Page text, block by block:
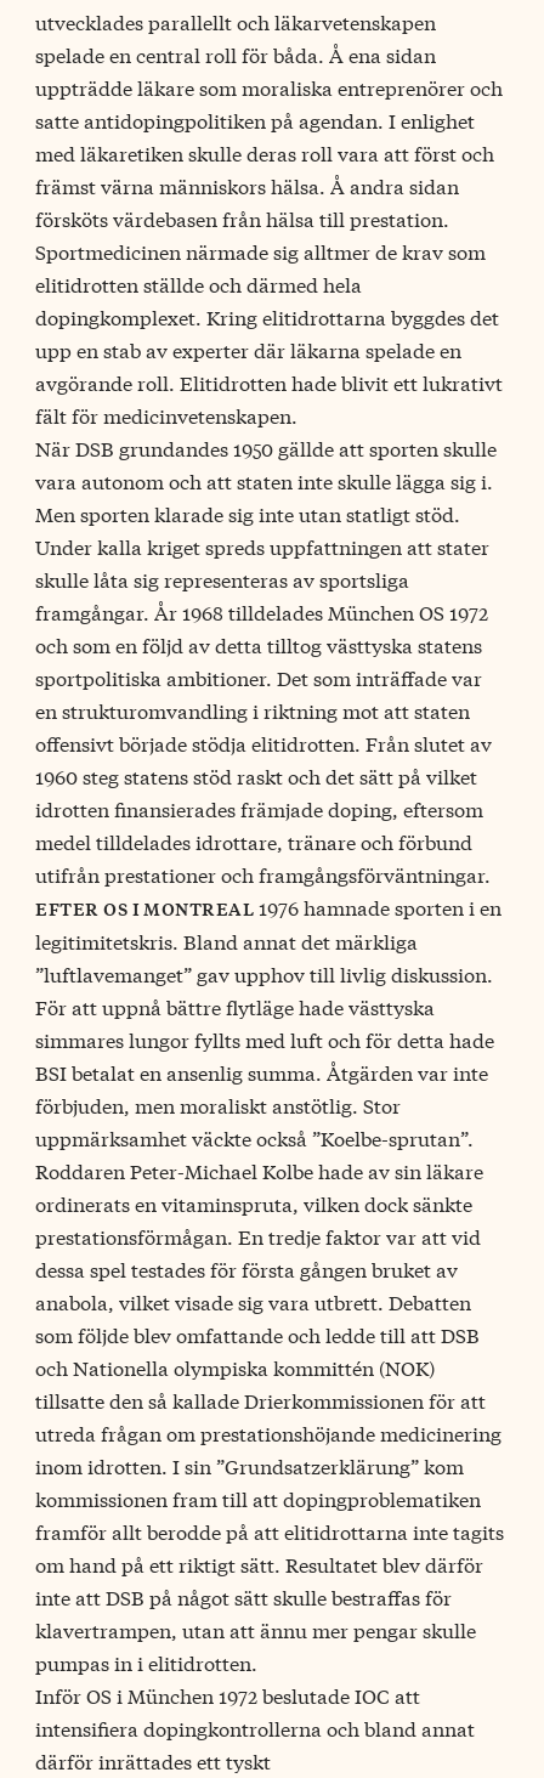
utvecklades parallellt och läkarvetenskapen
spelade en central roll för båda. Å ena sidan
uppträdde läkare som moraliska entreprenörer och
satte antidopingpolitiken på agendan. I enlighet
med läkaretiken skulle deras roll vara att först och
främst värna människors hälsa. Å andra sidan
försköts värdebasen från hälsa till prestation.
Sportmedicinen närmade sig alltmer de krav som
elitidrotten ställde och därmed hela
dopingkomplexet. Kring elitidrottarna byggdes det
upp en stab av experter där läkarna spelade en
avgörande roll. Elitidrotten hade blivit ett lukrativt
fält för medicinvetenskapen.
När DSB grundandes 1950 gällde att sporten skulle
vara autonom och att staten inte skulle lägga sig i.
Men sporten klarade sig inte utan statligt stöd.
Under kalla kriget spreds uppfattningen att stater
skulle låta sig representeras av sportsliga
framgångar. År 1968 tilldelades München OS 1972
och som en följd av detta tilltog västtyska statens
sportpolitiska ambitioner. Det som inträffade var
en strukturomvandling i riktning mot att staten
offensivt började stödja elitidrotten. Från slutet av
1960 steg statens stöd raskt och det sätt på vilket
idrotten finansierades främjade doping, eftersom
medel tilldelades idrottare, tränare och förbund
utifrån prestationer och framgångsförväntningar.
efter os i montreal1976 hamnade sporten i en
legitimitetskris. Bland annat det märkliga
”luftlavemanget” gav upphov till livlig diskussion.
För att uppnå bättre flytläge hade västtyska
simmares lungor fyllts med luft och för detta hade
BSI betalat en ansenlig summa. Åtgärden var inte
förbjuden, men moraliskt anstötlig. Stor
uppmärksamhet väckte också ”Koelbe-sprutan”.
Roddaren Peter-Michael Kolbe hade av sin läkare
ordinerats en vitaminspruta, vilken dock sänkte
prestationsförmågan. En tredje faktor var att vid
dessa spel testades för första gången bruket av
anabola, vilket visade sig vara utbrett. Debatten
som följde blev omfattande och ledde till att DSB
och Nationella olympiska kommittén (NOK)
tillsatte den så kallade Drierkommissionen för att
utreda frågan om prestationshöjande medicinering
inom idrotten. I sin ”Grundsatzerklärung” kom
kommissionen fram till att dopingproblematiken
framför allt berodde på att elitidrottarna inte tagits
om hand på ett riktigt sätt. Resultatet blev därför
inte att DSB på något sätt skulle bestraffas för
klavertrampen, utan att ännu mer pengar skulle
pumpas in i elitidrotten.
Inför OS i München 1972 beslutade IOC att
intensifiera dopingkontrollerna och bland annat
därför inrättades ett tyskt